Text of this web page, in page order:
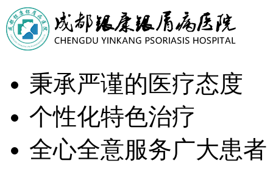
秉承严谨的医疗态度
个性化特色治疗
全心全意服务广大患者